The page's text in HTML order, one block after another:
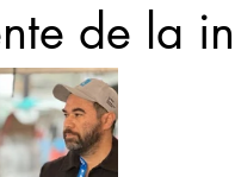
de la